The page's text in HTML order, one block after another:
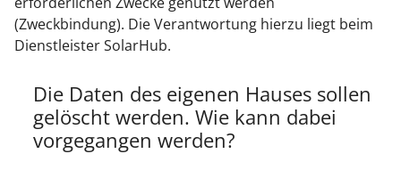
(Zweckbindung). Die Verantwortung hierzu liegt beim
Dienstleister SolarHub.
Die Daten des eigenen Hauses sollen
gelöscht werden. Wie kann dabei
vorgegangen werden?